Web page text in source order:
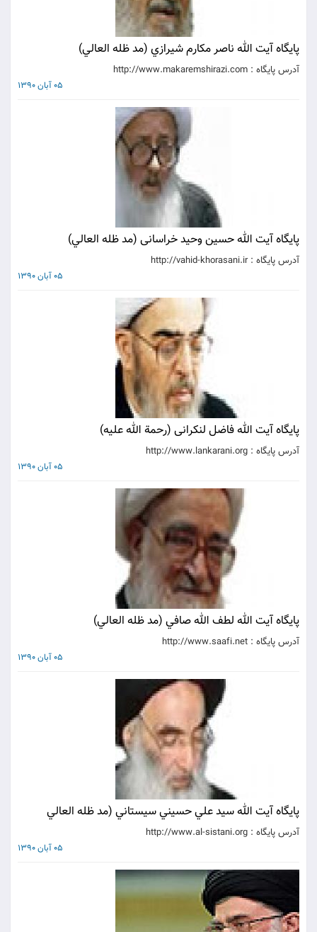
پايگاه آيت الله ناصر مکارم شيرازي (مد ظله العالي‌)
آدرس پايگاه : http://www.makaremshirazi.com
05 آبان 1390
پايگاه آيت الله حسین وحید خراسانی (مد ظله العالي)
آدرس پايگاه : http://vahid-khorasani.ir
05 آبان 1390
پايگاه آيت الله فاضل لنکرانی (رحمة الله علیه)
آدرس پايگاه : http://www.lankarani.org
05 آبان 1390
پايگاه آيت الله لطف الله صافي (مد ظله العالي‌)
آدرس پايگاه : http://www.saafi.net
05 آبان 1390
پايگاه آيت الله سيد علي حسيني سيستاني (مد ظله العالي
آدرس پايگاه : http://www.al-sistani.org
05 آبان 1390